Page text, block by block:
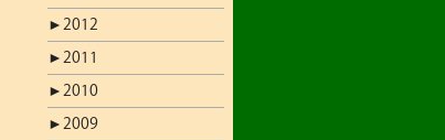
► 2012
► 2011
► 2010
► 2009